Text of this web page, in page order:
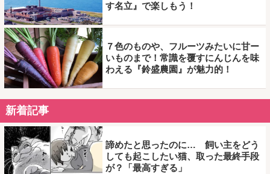
す名立』で楽しもう！
７色のものや、フルーツみたいに甘ー
いものまで！常識を覆すにんじんを味
わえる『鈴盛農園』が魅力的！
新着記事
諦めたと思ったのに… 飼い主をどう
しても起こしたい猫、取った最終手段
が？「最高すぎる」